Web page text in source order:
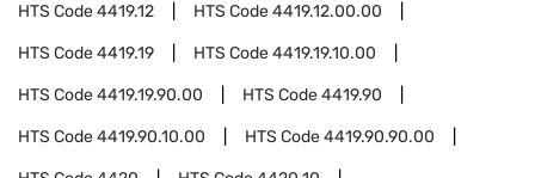
HTS Code4419.12 HTS Code4419.12.00.00
HTS Code4419.19 HTS Code4419.19.10.00
HTS Code4419.19.90.00 HTS Code4419.90
HTS Code4419.90.10.00 HTS Code4419.90.90.00